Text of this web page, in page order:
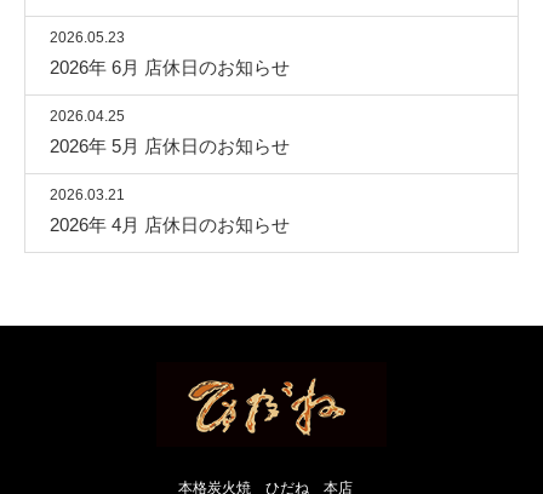
2026.05.23
2026年 6月 店休日のお知らせ
2026.04.25
2026年 5月 店休日のお知らせ
2026.03.21
2026年 4月 店休日のお知らせ
本格炭火焼 ひだね 本店